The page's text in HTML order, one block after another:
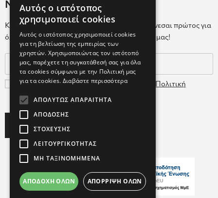
Newsletter
Κάνε εγγραφή στο Newsletter για να ενημερώνεσαι πρώτος για
όλα τα νέα μας και τα ολοκαίνουρια προϊόντα μας!
Συμφωνώ με τουςΌρους Χρήσης
Πολιτική
Δεδομένων
Αυτός ο ιστότοπος
χρησιμοποιεί cookies
Αυτός ο ιστότοπος χρησιμοποιεί cookies
για τη βελτίωση της εμπειρίας των
χρηστών. Χρησιμοποιώντας τον ιστότοπό
μας, παρέχετε τη συγκατάθεσή σας για όλα
τα cookies σύμφωνα με την Πολιτική μας
για τα cookies. Διαβάστε περισσότερα
ΑΠΟΛΎΤΩΣ ΑΠΑΡΑΊΤΗΤΑ
ΑΠΌΔΟΣΗΣ
ΣΤΌΧΕΥΣΗΣ
ΛΕΙΤΟΥΡΓΙΚΌΤΗΤΑΣ
ΜΗ ΤΑΞΙΝΟΜΗΜΈΝΑ
ΑΠΟΔΟΧΉ ΌΛΩΝ ΑΠΌΡΡΙΨΗ ΌΛΩΝ